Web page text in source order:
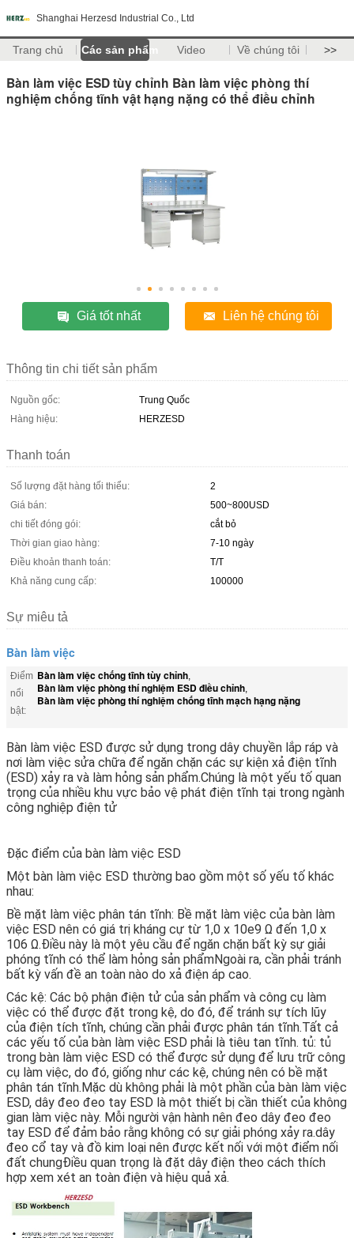
Shanghai Herzesd Industrial Co., Ltd
Trang chủ Các sản phẩm Video Về chúng tôi >>
Bàn làm việc ESD tùy chỉnh Bàn làm việc phòng thí
nghiệm chống tĩnh vật hạng nặng có thể điều chỉnh
Giá tốt nhất Liên hệ chúng tôi
Thông tin chi tiết sản phẩm
Nguồn gốc:
Trung Quốc
Hàng hiệu:
HERZESD
Thanh toán
Số lượng đặt hàng tối thiểu:
2
Giá bán:
500~800USD
chi tiết đóng gói:
cắt bỏ
Thời gian giao hàng:
7-10 ngày
Điều khoản thanh toán:
T/T
Khả năng cung cấp:
100000
Sự miêu tả
Bàn làm việc
Điểm
nổi
bật:
Bàn làm việc chống tĩnh tùy chỉnh,
Bàn làm việc phòng thí nghiệm ESD điều chỉnh,
Bàn làm việc phòng thí nghiệm chống tĩnh mạch hạng nặng
Bàn làm việc ESD được sử dụng trong dây chuyền lắp ráp và
nơi làm việc sửa chữa để ngăn chặn các sự kiện xả điện tĩnh
(ESD) xảy ra và làm hỏng sản phẩm.Chúng là một yếu tố quan
trọng của nhiều khu vực bảo vệ phát điện tĩnh tại trong ngành
công nghiệp điện tử
Đặc điểm của bàn làm việc ESD
Một bàn làm việc ESD thường bao gồm một số yếu tố khác
nhau:
Bề mặt làm việc phân tán tĩnh: Bề mặt làm việc của bàn làm
việc ESD nên có giá trị kháng cự từ 1,0 x 10e9 Ω đến 1,0 x
106 Ω.Điều này là một yêu cầu để ngăn chặn bất kỳ sự giải
phóng tĩnh có thể làm hỏng sản phẩmNgoài ra, cần phải tránh
bất kỳ vấn đề an toàn nào do xả điện áp cao.
Các kệ: Các bộ phận điện tử của sản phẩm và công cụ làm
việc có thể được đặt trong kệ, do đó, để tránh sự tích lũy
của điện tích tĩnh, chúng cần phải được phân tán tĩnh.Tất cả
các yếu tố của bàn làm việc ESD phải là tiêu tan tĩnh. tủ: tủ
trong bàn làm việc ESD có thể được sử dụng để lưu trữ công
cụ làm việc, do đó, giống như các kệ, chúng nên có bề mặt
phân tán tĩnh.Mặc dù không phải là một phần của bàn làm việc
ESD, dây đeo đeo tay ESD là một thiết bị cần thiết của không
gian làm việc này. Mỗi người vận hành nên đeo dây đeo đeo
tay ESD để đảm bảo rằng không có sự giải phóng xảy ra.dây
đeo cổ tay và đồ kim loại nên được kết nối với một điểm nối
đất chungĐiều quan trọng là đặt dây điện theo cách thích
hợp xem xét an toàn điện và hiệu quả xả.